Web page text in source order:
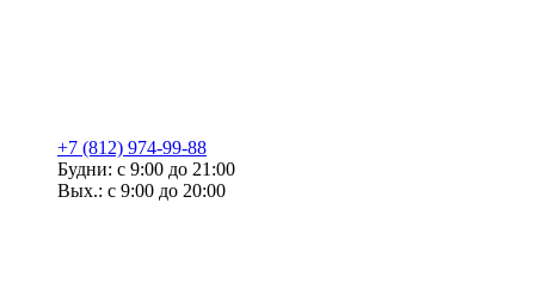
+7 (812) 974-99-88
Будни: с 9:00 до 21:00
Вых.: с 9:00 до 20:00